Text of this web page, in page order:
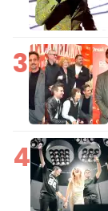
3
4